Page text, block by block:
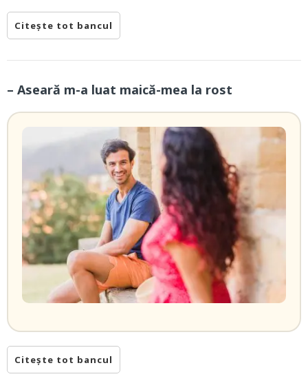
Citește tot bancul
– Aseară m-a luat maică-mea la rost
Citește tot bancul